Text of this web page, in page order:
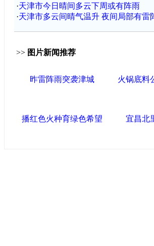
·天津市今日晴间多云下周或有阵雨
·天津市多云间晴气温升 夜间局部有雷
>> 图片新闻推荐
昨雷阵雨突袭津城 火锅底料
播红色火种育绿色希望 宜昌北